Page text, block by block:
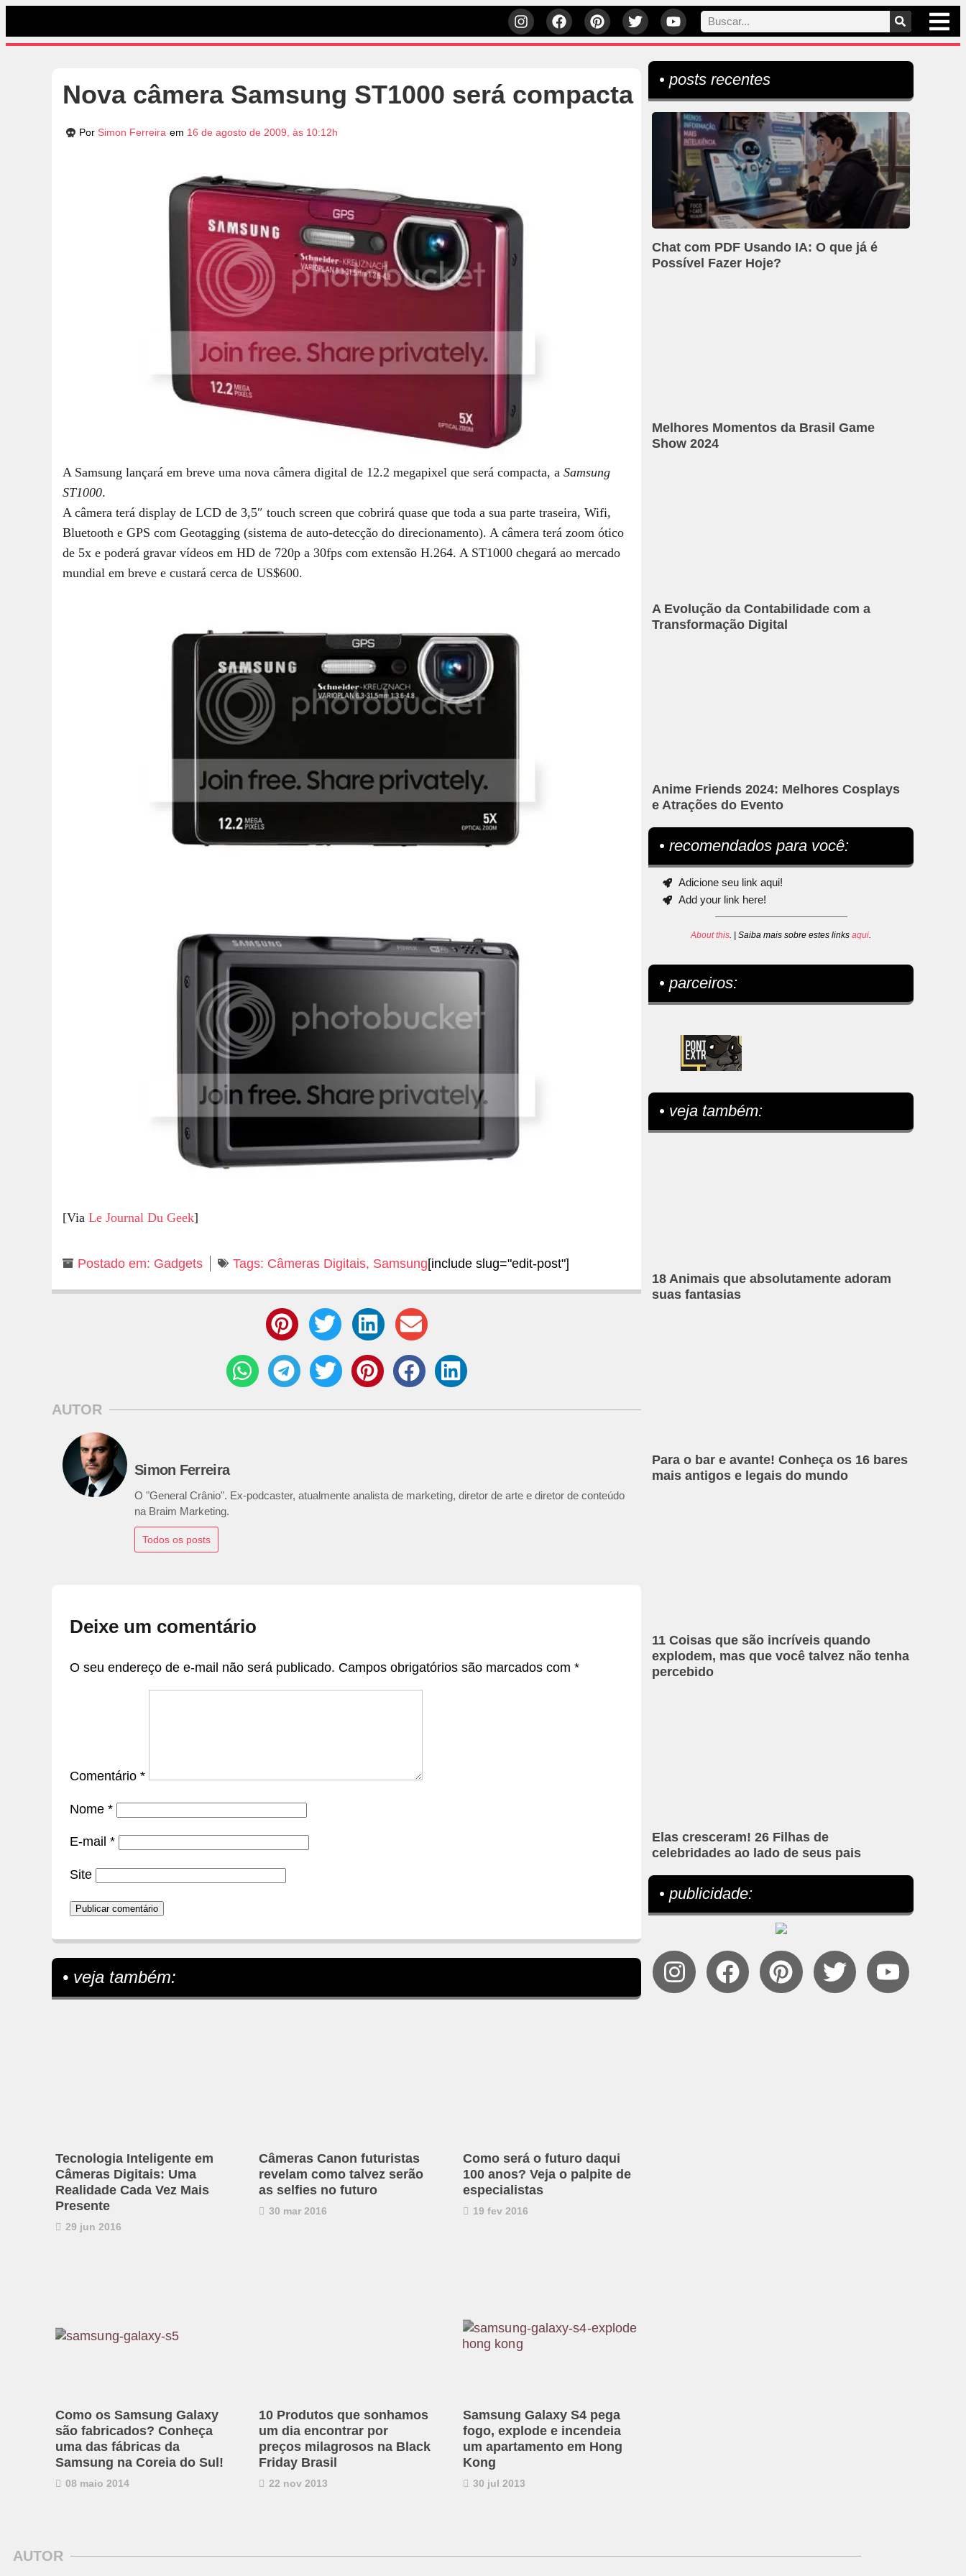
Nova câmera Samsung ST1000 será compacta
Por Simon Ferreira em 16 de agosto de 2009, às 10:12h
A Samsung lançará em breve uma nova câmera digital de 12.2 megapixel que será compacta, a Samsung
ST1000.
A câmera terá display de LCD de 3,5″ touch screen que cobrirá quase que toda a sua parte traseira, Wifi,
Bluetooth e GPS com Geotagging (sistema de auto-detecção do direcionamento). A câmera terá zoom ótico
de 5x e poderá gravar vídeos em HD de 720p a 30fps com extensão H.264. A ST1000 chegará ao mercado
mundial em breve e custará cerca de US$600.
[Via Le Journal Du Geek]
Postado em: Gadgets Tags: Câmeras Digitais, Samsung[include slug="edit-post"]
AUTOR
Simon Ferreira
O "General Crânio". Ex-podcaster, atualmente analista de marketing, diretor de arte e diretor de conteúdo
na Braim Marketing.
Todos os posts
Deixe um comentário
O seu endereço de e-mail não será publicado. Campos obrigatórios são marcados com *
Comentário *
Nome *
E-mail *
Site
• veja também:
Tecnologia Inteligente em
Câmeras Digitais: Uma
Realidade Cada Vez Mais
Presente
29 jun 2016
Câmeras Canon futuristas
revelam como talvez serão
as selfies no futuro
30 mar 2016
Como será o futuro daqui
100 anos? Veja o palpite de
especialistas
19 fev 2016
Como os Samsung Galaxy
são fabricados? Conheça
uma das fábricas da
Samsung na Coreia do Sul!
08 maio 2014
10 Produtos que sonhamos
um dia encontrar por
preços milagrosos na Black
Friday Brasil
22 nov 2013
Samsung Galaxy S4 pega
fogo, explode e incendeia
um apartamento em Hong
Kong
30 jul 2013
• posts recentes
Chat com PDF Usando IA: O que já é
Possível Fazer Hoje?
Melhores Momentos da Brasil Game
Show 2024
A Evolução da Contabilidade com a
Transformação Digital
Anime Friends 2024: Melhores Cosplays
e Atrações do Evento
• recomendados para você:
Adicione seu link aqui!
Add your link here!
About this. | Saiba mais sobre estes linksaqui.
• parceiros:
• veja também:
18 Animais que absolutamente adoram
suas fantasias
Para o bar e avante! Conheça os 16 bares
mais antigos e legais do mundo
11 Coisas que são incríveis quando
explodem, mas que você talvez não tenha
percebido
Elas cresceram! 26 Filhas de
celebridades ao lado de seus pais
• publicidade:
AUTOR